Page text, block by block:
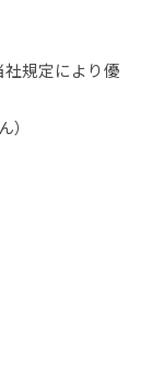
規定により優